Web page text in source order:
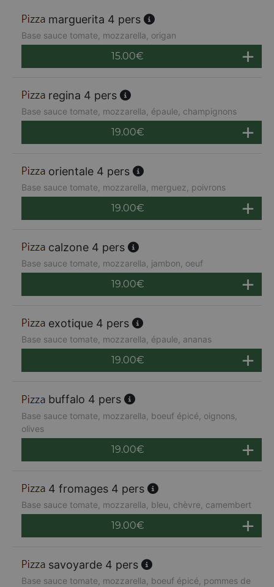
marguerita 4 pers
Base sauce tomate, mozzarella, origan
15.00€
regina 4 pers
Base sauce tomate, mozzarella, épaule, champignons
19.00€
orientale 4 pers
Base sauce tomate, mozzarella, merguez, poivrons
19.00€
calzone 4 pers
Base sauce tomate, mozzarella, jambon, oeuf
19.00€
exotique 4 pers
Base sauce tomate, mozzarella, épaule, ananas
19.00€
buffalo 4 pers
Base sauce tomate, mozzarella, boeuf épicé, oignons,
olives
19.00€
4 fromages 4 pers
Base sauce tomate, mozzarella, bleu, chèvre, camembert
19.00€
savoyarde 4 pers
Base sauce tomate, mozzarella, boeuf épicé, pommes de